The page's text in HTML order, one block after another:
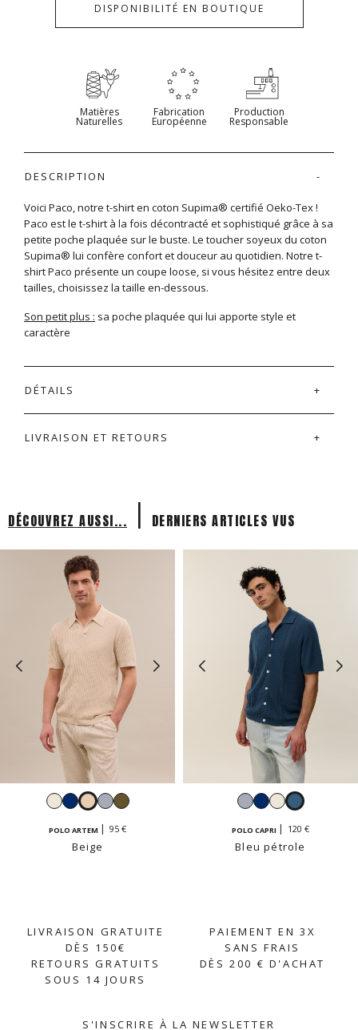
DISPONIBILITÉ EN BOUTIQUE
Matières
Naturelles
Fabrication
Européenne
Production
Responsable
DESCRIPTION
Voici Paco, notre t-shirt en coton Supima® certifié Oeko-Tex !
Paco est le t-shirt à la fois décontracté et sophistiqué grâce à sa
petite poche plaquée sur le buste. Le toucher soyeux du coton
Supima® lui confère confort et douceur au quotidien. Notre t-
shirt Paco présente un coupe loose, si vous hésitez entre deux
tailles, choisissez la taille en-dessous.
Son petit plus : sa poche plaquée qui lui apporte style et
caractère
DÉTAILS
LIVRAISON ET RETOURS
DÉCOUVREZ AUSSI... | DERNIERS ARTICLES VUS
BlancNavyBeigeCielKaki
POLO ARTEM 95 €
Beige
CielNavyBlancBleu
POLO CAPRI 120 €
Bleu pétrole
LIVRAISON GRATUITE
DÈS 150€
RETOURS GRATUITS
SOUS 14 JOURS
PAIEMENT EN 3X
SANS FRAIS
DÈS 200 € D'ACHAT
S'INSCRIRE À LA NEWSLETTER